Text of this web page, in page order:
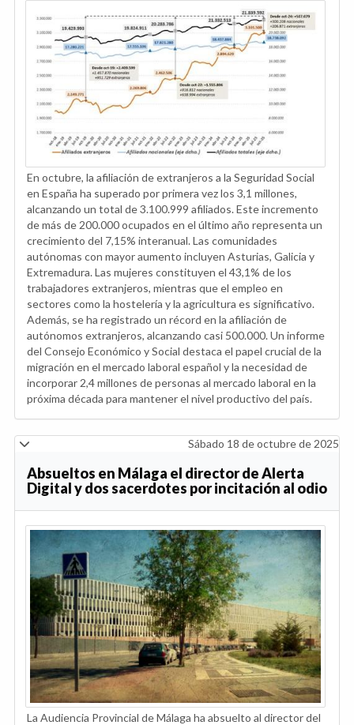
En octubre, la afiliación de extranjeros a la Seguridad Social
en España ha superado por primera vez los 3,1 millones,
alcanzando un total de 3.100.999 afiliados. Este incremento
de más de 200.000 ocupados en el último año representa un
crecimiento del 7,15% interanual. Las comunidades
autónomas con mayor aumento incluyen Asturias, Galicia y
Extremadura. Las mujeres constituyen el 43,1% de los
trabajadores extranjeros, mientras que el empleo en
sectores como la hostelería y la agricultura es significativo.
Además, se ha registrado un récord en la afiliación de
autónomos extranjeros, alcanzando casi 500.000. Un informe
del Consejo Económico y Social destaca el papel crucial de la
migración en el mercado laboral español y la necesidad de
incorporar 2,4 millones de personas al mercado laboral en la
próxima década para mantener el nivel productivo del país.
Sábado 18 de octubre de 2025
Absueltos en Málaga el director de Alerta
Digital y dos sacerdotes por incitación al odio
La Audiencia Provincial de Málaga ha absuelto al director del